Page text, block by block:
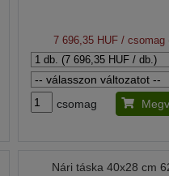
7 696,35 HUF/ csomag
csomag
Nári táska 40x28 cm